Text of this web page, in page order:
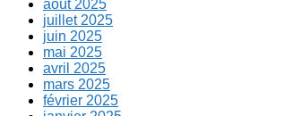
août 2025
juillet 2025
juin 2025
mai 2025
avril 2025
mars 2025
février 2025